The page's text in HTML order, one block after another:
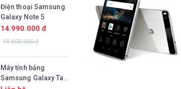
Điện thoại Samsung
Galaxy Note 5
14.990.000 đ
15.600.000 đ
Máy tính bảng
Samsung Galaxy Tab